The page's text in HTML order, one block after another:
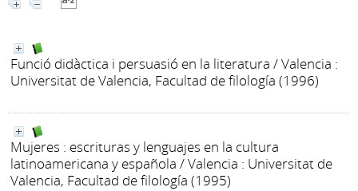
Funció didàctica i persuasió en la literatura / Valencia :
Universitat de Valencia, Facultad de filología (1996)
Mujeres : escrituras y lenguajes en la cultura
latinoamericana y española / Valencia : Universitat de
Valencia, Facultad de filología (1995)